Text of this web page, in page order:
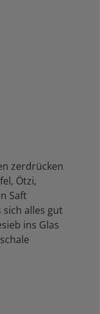
zerdrücken
Ötzi,
Saft
alles gut
ins Glas